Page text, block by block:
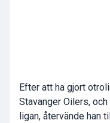
Efter att ha gjort
Stavanger Oilers,
ligan, återvände han